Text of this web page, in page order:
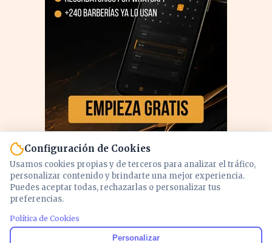
Configuración de Cookies
Usamos cookies propias y de terceros para analizar el tráfico,
personalizar contenido y brindarte una mejor experiencia.
Puedes aceptar todas, rechazarlas o personalizar tus
preferencias.
Política de Cookies
Personalizar